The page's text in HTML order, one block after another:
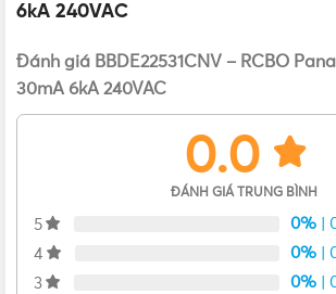
Aptomat Panasonic
6kA 240VAC
Đánh giá BBDE22531CNV – RCBO
30mA 6kA 240VAC
0.0
ĐÁNH GIÁ TRUNG BÌNH
5 0% |
4
0% |
3
0% |